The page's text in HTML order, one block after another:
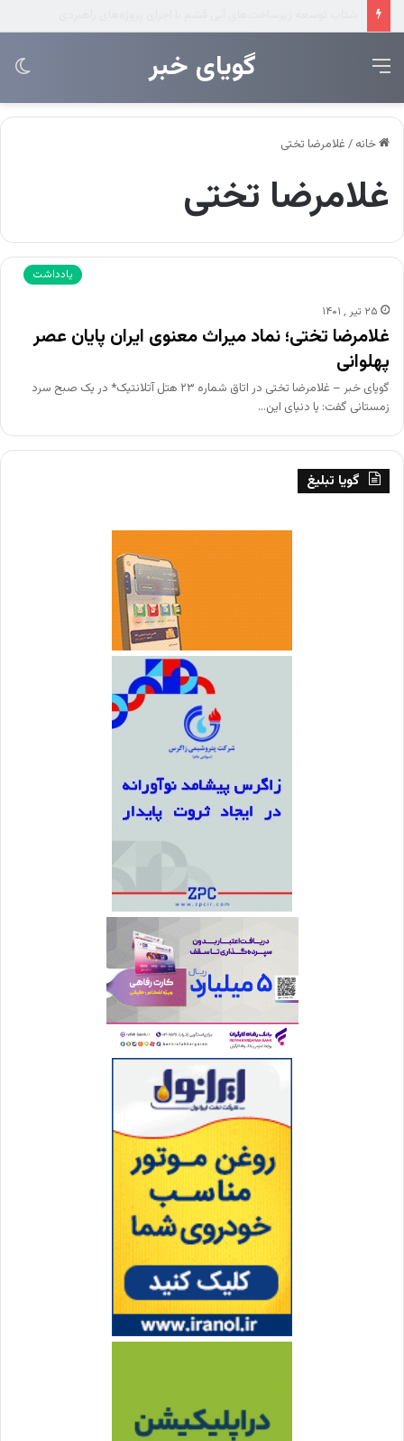
‌‌‌گویای خبر منو
خانه / غلامرضا تختی
غلامرضا تختی
یادداشت
۲۵ تیر , ۱۴۰۱
غلامرضا تختی؛ نماد میراث معنوی ایران پایان عصر
پهلوانی
گویای خبر – غلامرضا تختی در اتاق شماره ۲۳ هتل آتلانتیک* در یک صبح سرد
زمستانی ‌گفت: یا دنیای این…
گویا تبلیغ